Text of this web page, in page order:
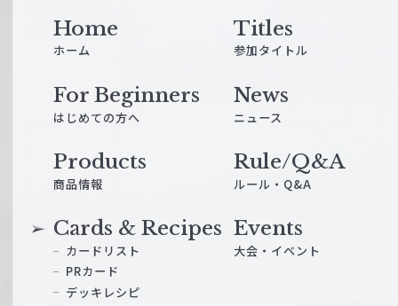
Home
ホーム
Titles
参加タイトル
For Beginners
はじめての方へ
News
ニュース
Products
商品情報
Cards & Recipes
カードリスト
PRカード
デッキレシピ
Events
大会・イベント
Rule/Q&A
ルール・Q&A